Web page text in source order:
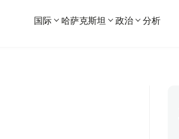
国际 哈萨克斯坦 政治 分析